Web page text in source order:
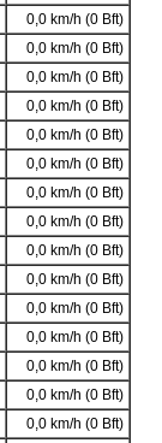
0,0 km/h (0 Bft)
0,0 km/h (0 Bft)
0,0 km/h (0 Bft)
0,0 km/h (0 Bft)
0,0 km/h (0 Bft)
0,0 km/h (0 Bft)
0,0 km/h (0 Bft)
0,0 km/h (0 Bft)
0,0 km/h (0 Bft)
0,0 km/h (0 Bft)
0,0 km/h (0 Bft)
0,0 km/h (0 Bft)
0,0 km/h (0 Bft)
0,0 km/h (0 Bft)
0,0 km/h (0 Bft)